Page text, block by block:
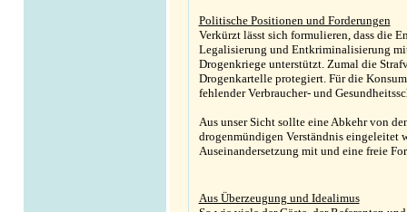
Politische Positionen und Forderungen
Verkürzt lässt sich formulieren, dass die
Legalisierung und Entkriminalisierung
Drogenkriege unterstützt. Zumal die
Drogenkartelle protegiert. Für die
fehlender Verbraucher- und
Aus unser Sicht sollte eine Abkehr von
drogenmündigen Verständnis eingeleitet
Auseinandersetzung mit und eine freie
Aus Überzeugung und Idealimus